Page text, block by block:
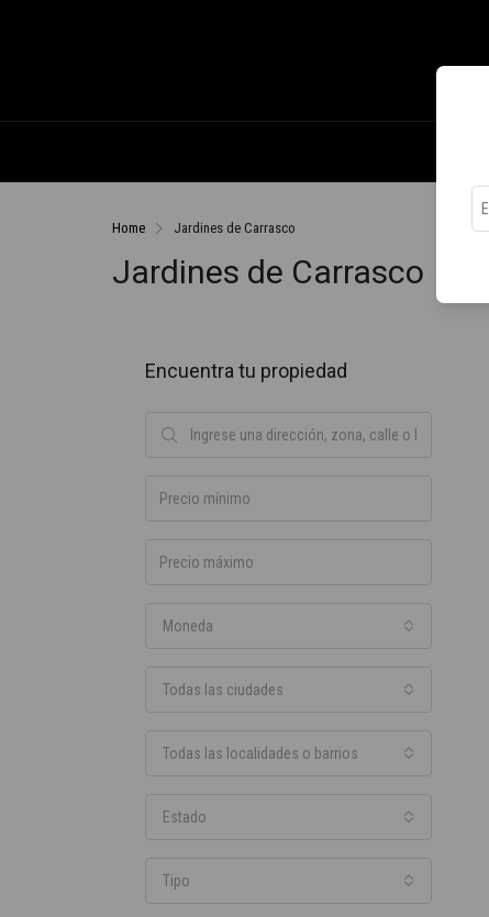
Home Jardines de Carrasco
Jardines de Carrasco
Encuentra tu propiedad
Moneda
Todas las ciudades
Todas las localidades o barrios
Estado
Tipo